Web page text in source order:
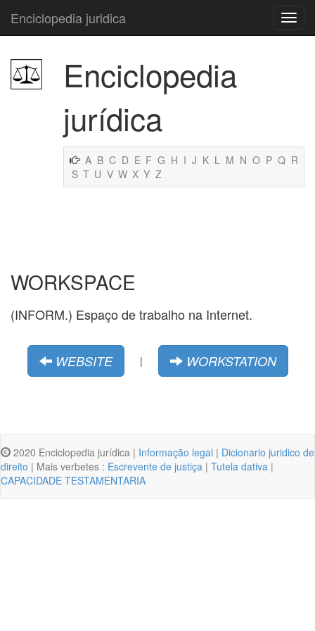
Enciclopedia juridica
Enciclopedia
jurídica
A B C D E F G H I J K L M N O P Q R
S T U V W X Y Z
WORKSPACE
(INFORM.) Espaço de trabalho na Internet.
WEBSITE | WORKSTATION
2020 Enciclopedia jurídica | Informação legal | Dicionario juridico de
direito | Mais verbetes : Escrevente de justiça | Tutela dativa |
CAPACIDADE TESTAMENTARIA